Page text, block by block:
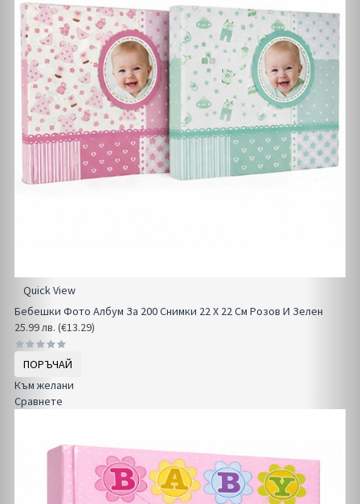
Quick View
Бебешки Фото Албум За 200 Снимки 22 Х 22 См Розов И Зелен
25.99 лв. (€13.29)
ПОРЪЧАЙ
Към желани
Сравнете